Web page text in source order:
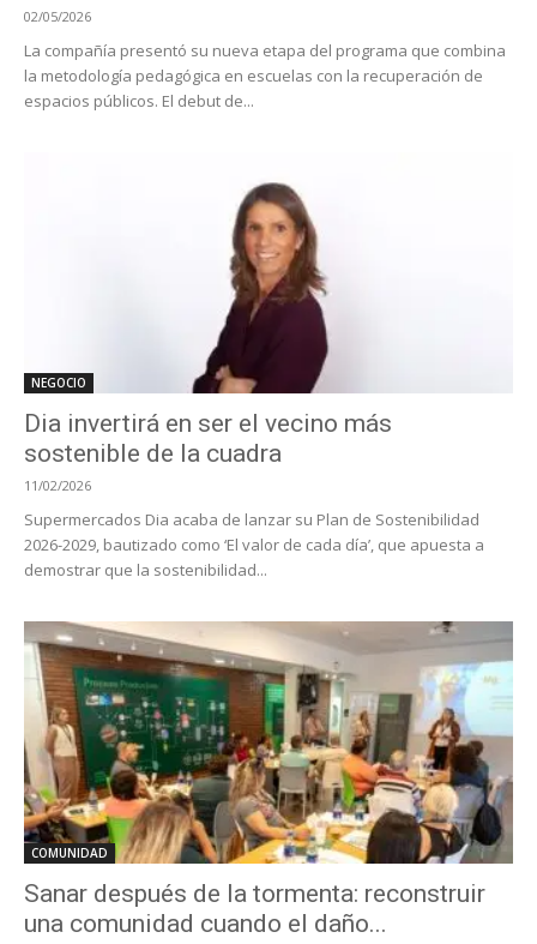
02/05/2026
La compañía presentó su nueva etapa del programa que combina
la metodología pedagógica en escuelas con la recuperación de
espacios públicos. El debut de...
NEGOCIO
Dia invertirá en ser el vecino más
sostenible de la cuadra
11/02/2026
Supermercados Dia acaba de lanzar su Plan de Sostenibilidad
2026-2029, bautizado como ‘El valor de cada día’, que apuesta a
demostrar que la sostenibilidad...
COMUNIDAD
Sanar después de la tormenta: reconstruir
una comunidad cuando el daño...